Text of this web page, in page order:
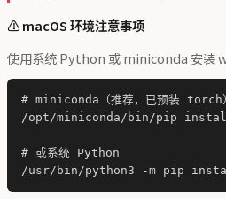
⚠️ macOS 环境注意事项
使用系统 Python 或 miniconda 安装
# miniconda（推荐，已预装 torch
/opt/miniconda/bin/pip
# 或系统 Python